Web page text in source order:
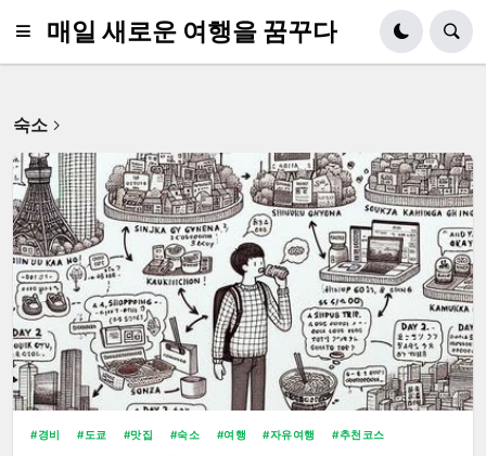
매일 새로운 여행을 꿈꾸다
숙소
경비 도쿄 맛집 숙소 여행 자유여행 추천코스